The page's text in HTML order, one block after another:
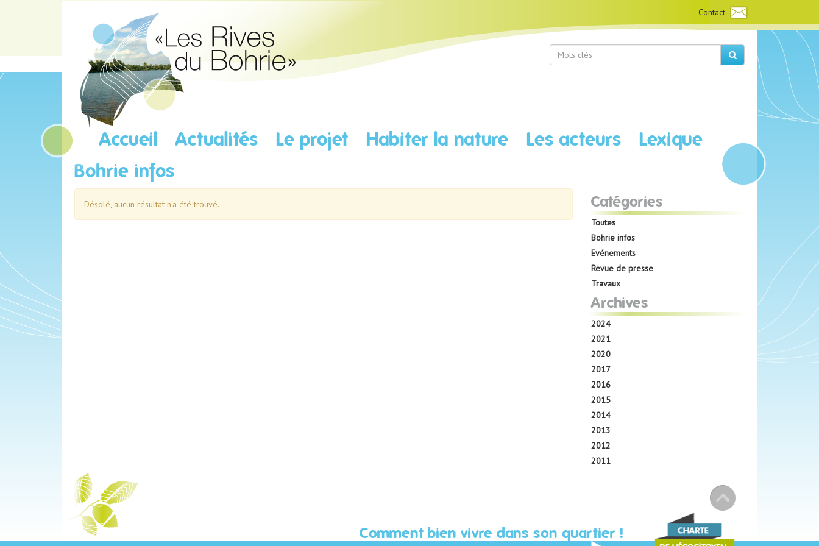
Contact
Accueil Actualités Le projet Habiter la nature Les acteurs
Lexique
Bohrie infos
Désolé, aucun résultat n'a été trouvé. Catégories
Toutes
Bohrie infos
Evénements
Revue de presse
Travaux
Archives
2024
2021
2020
2017
2016
2015
2014
2013
2012
2011
Comment bien vivre dans son quartier !